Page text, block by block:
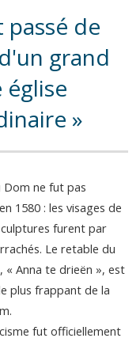
de
grand
église
Dom ne fut pas
1580 : les visages de
furent par
Le retable du
« Anna te drieën », est
plus frappant de la
fut officiellement